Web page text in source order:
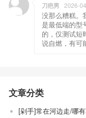
刀疤男 2026-
没那么糟糕。
是最低端的型
的，仅测试短
说自燃，有可
文章分类
[剁手]常在河边走/哪